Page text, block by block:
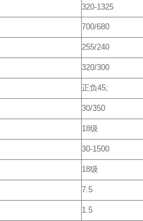
320-1325
700/680
255/240
320/300
正负45;
30/350
18级
30-1500
18级
7.5
1.5